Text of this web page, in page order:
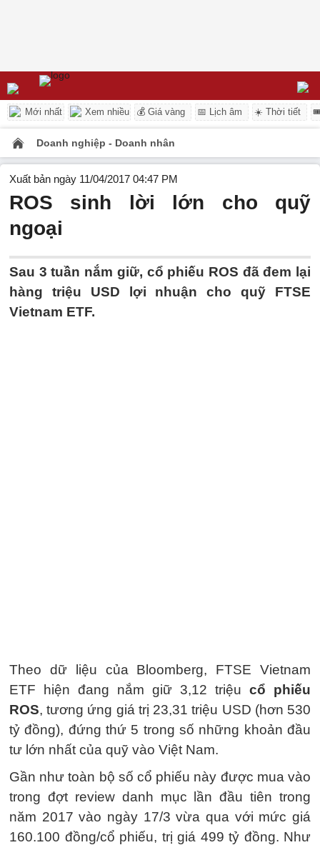
Mới nhất Xem nhiều 💰 Giá vàng 📅 Lịch âm ☀️ Thời tiết
Doanh nghiệp - Doanh nhân
Xuất bản ngày 11/04/2017 04:47 PM
ROS sinh lời lớn cho quỹ
ngoại
Sau 3 tuần nắm giữ, cổ phiếu ROS đã đem lại
hàng triệu USD lợi nhuận cho quỹ FTSE
Vietnam ETF.
Theo dữ liệu của Bloomberg, FTSE Vietnam
ETF hiện đang nắm giữ 3,12 triệu cổ phiếu
ROS, tương ứng giá trị 23,31 triệu USD (hơn 530
tỷ đồng), đứng thứ 5 trong số những khoản đầu
tư lớn nhất của quỹ vào Việt Nam.
Gần như toàn bộ số cổ phiếu này được mua vào
trong đợt review danh mục lần đầu tiên trong
năm 2017 vào ngày 17/3 vừa qua với mức giá
160.100 đồng/cổ phiếu, trị giá 499 tỷ đồng. Như